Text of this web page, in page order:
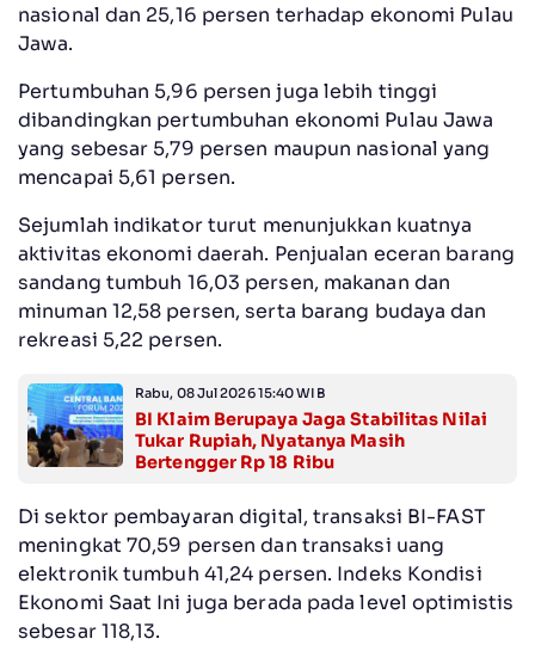
nasional dan 25,16 persen terhadap ekonomi Pulau
Jawa.
Pertumbuhan 5,96 persen juga lebih tinggi
dibandingkan pertumbuhan ekonomi Pulau Jawa
yang sebesar 5,79 persen maupun nasional yang
mencapai 5,61 persen.
Sejumlah indikator turut menunjukkan kuatnya
aktivitas ekonomi daerah. Penjualan eceran barang
sandang tumbuh 16,03 persen, makanan dan
minuman 12,58 persen, serta barang budaya dan
rekreasi 5,22 persen.
Rabu, 08 Jul 2026 15:40 WIB
BI Klaim Berupaya Jaga Stabilitas Nilai
Tukar Rupiah, Nyatanya Masih
Bertengger Rp 18 Ribu
Di sektor pembayaran digital, transaksi BI-FAST
meningkat 70,59 persen dan transaksi uang
elektronik tumbuh 41,24 persen. Indeks Kondisi
Ekonomi Saat Ini juga berada pada level optimistis
sebesar 118,13.